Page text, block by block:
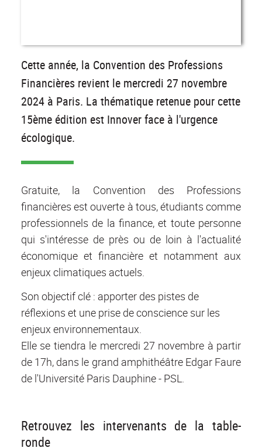
Cette année, la Convention des Professions
Financières revient le mercredi 27 novembre
2024 à Paris. La thématique retenue pour cette
15ème édition est Innover face à l'urgence
écologique.
Gratuite, la Convention des Professions
financières est ouverte à tous, étudiants comme
professionnels de la finance, et toute personne
qui s'intéresse de près ou de loin à l'actualité
économique et financière et notamment aux
enjeux climatiques actuels.
Son objectif clé : apporter des pistes de
réflexions et une prise de conscience sur les
enjeux environnementaux.
Elle se tiendra le mercredi 27 novembre à partir
de 17h, dans le grand amphithéâtre Edgar Faure
de l'Université Paris Dauphine - PSL.
Retrouvez les intervenants de la table-
ronde